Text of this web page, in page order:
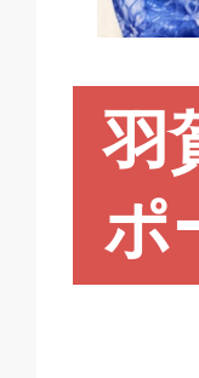
羽
ポ